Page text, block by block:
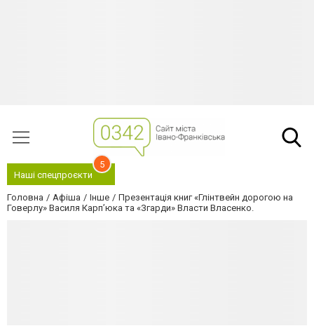
Наші спецпроєкти
5
Головна Афіша Інше
Презентація книг «Глінтвейн дорогою на
Говерлу» Василя Карп’юка та «Згарди» Власти Власенко.